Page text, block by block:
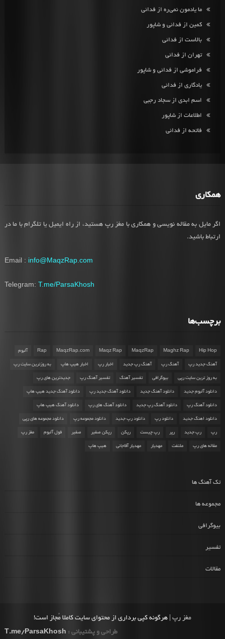
ما یادمون نمی‌ره از فدائی
کمین از فدائی و شاپور
بالاست از فدائی
تهران از فدائی
فراموشی از فدائی و شاپور
یادگاری از فدائی
اسم ابدی از سجاد رجبی
اطلاعات از شاپور
فاتحه از فدائی
همکاری
اگر مایل به مقاله نویسی و همکاری با مغز رپ هستید، از راه ایمیل یا تلگرام با ما در
ارتباط باشید.
Email : info@MaqzRap.com
Telegram: T.me/ParsaKhosh
برچسب‌ها
Hip Hop
Maghz Rap
MaqzRap
Maqz Rap
MaqzRap.com
Rap آلبوم
آهنگ جدید رپ آهنگ رپ آهنگ رپ جدید اخبار رپ اخبار هیپ هاپ به روزترین سایت رپ
به روز ترین سایت رپی بیوگرافی تفسیر آهنگ تفسیر آهنگ رپ جدیدترین های رپ
دانلود آلبوم جدید دانلود آهنگ جدید دانلود آهنگ جدید رپ دانلود آهنگ جدید هیپ هاپ
دانلود آهنگ رپ دانلود آهنگ رپ جدید دانلود آهنگ های رپ دانلود آهنگ هیپ هاپ
دانلود اهنگ جدید دانلود رپ دانلود رپ جدید دانلود مجموعه رپ دانلود مجموعه های رپی
رپ رپ جدید رپر رپ چیست رپکن رپکن صفیر صفیر فول آلبوم مغز رپ
مقاله های رپ ملتفت مهدیار مهدیار آقاجانی هیپ هاپ
تک آهنگ ها
مجموعه ها
بیوگرافی
تفسیر
مقالات
مغز رپ | هرگونه کپی برداری از محتوای سایت کاملا مُجاز است!
طراحی و پشتیبانی : T.me/ParsaKhosh